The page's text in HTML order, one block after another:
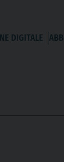
DIGITALE